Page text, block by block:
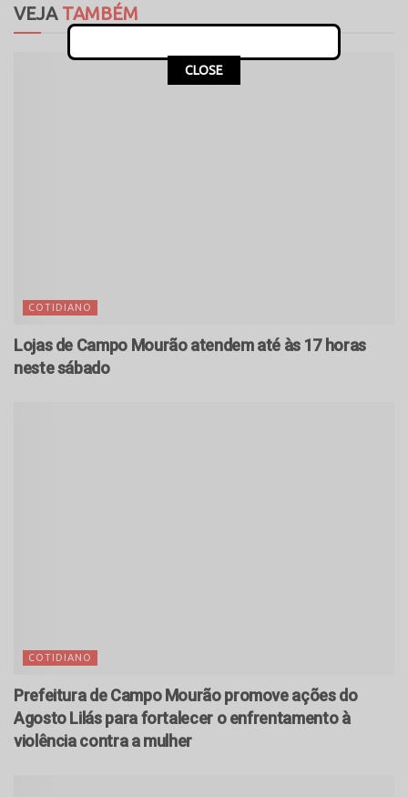
VEJATAMBÉM
COTIDIANO
Lojas de Campo Mourão atendem até às 17 horas
neste sábado
COTIDIANO
Prefeitura de Campo Mourão promove ações do
Agosto Lilás para fortalecer o enfrentamento à
violência contra a mulher
CLOSE